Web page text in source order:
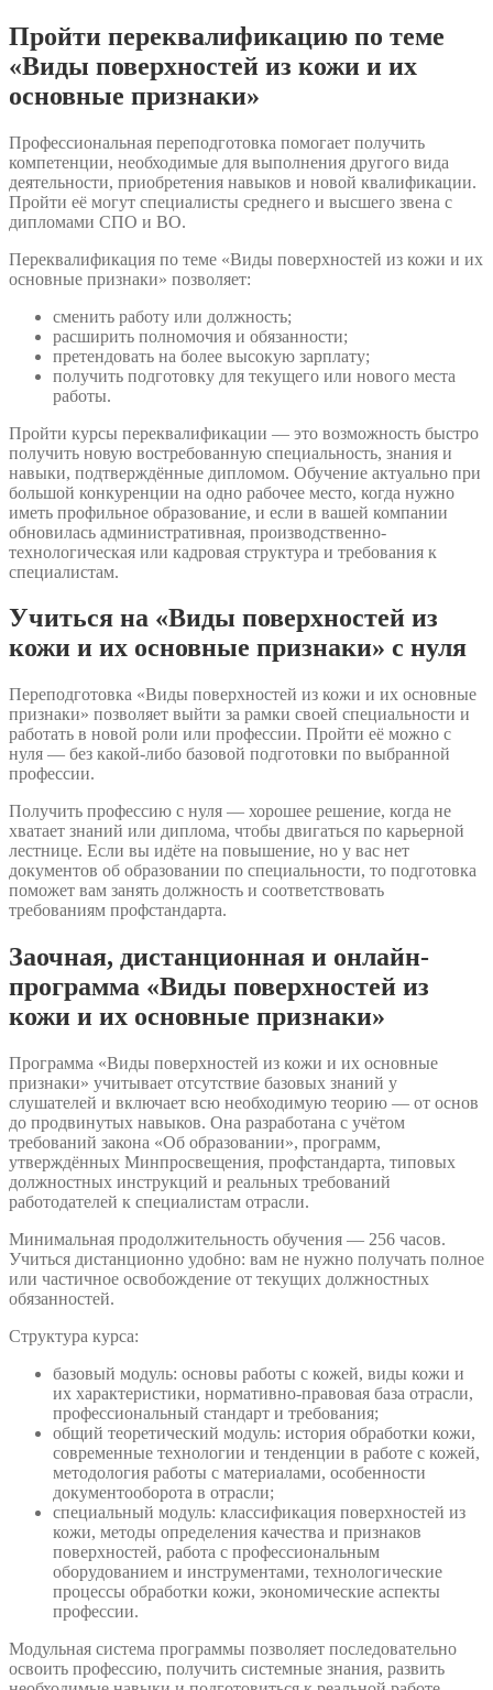
Пройти переквалификацию по теме
«Виды поверхностей из кожи и их
основные признаки»
Профессиональная переподготовка помогает получить
компетенции, необходимые для выполнения другого вида
деятельности, приобретения навыков и новой квалификации.
Пройти её могут специалисты среднего и высшего звена с
дипломами СПО и ВО.
Переквалификация по теме «Виды поверхностей из кожи и их
основные признаки» позволяет:
сменить работу или должность;
расширить полномочия и обязанности;
претендовать на более высокую зарплату;
получить подготовку для текущего или нового места
работы.
Пройти курсы переквалификации — это возможность быстро
получить новую востребованную специальность, знания и
навыки, подтверждённые дипломом. Обучение актуально при
большой конкуренции на одно рабочее место, когда нужно
иметь профильное образование, и если в вашей компании
обновилась административная, производственно-
технологическая или кадровая структура и требования к
специалистам.
Учиться на «Виды поверхностей из
кожи и их основные признаки» с нуля
Переподготовка «Виды поверхностей из кожи и их основные
признаки» позволяет выйти за рамки своей специальности и
работать в новой роли или профессии. Пройти её можно с
нуля — без какой-либо базовой подготовки по выбранной
профессии.
Получить профессию с нуля — хорошее решение, когда не
хватает знаний или диплома, чтобы двигаться по карьерной
лестнице. Если вы идёте на повышение, но у вас нет
документов об образовании по специальности, то подготовка
поможет вам занять должность и соответствовать
требованиям профстандарта.
Заочная, дистанционная и онлайн-
программа «Виды поверхностей из
кожи и их основные признаки»
Программа «Виды поверхностей из кожи и их основные
признаки» учитывает отсутствие базовых знаний у
слушателей и включает всю необходимую теорию — от основ
до продвинутых навыков. Она разработана с учётом
требований закона «Об образовании», программ,
утверждённых Минпросвещения, профстандарта, типовых
должностных инструкций и реальных требований
работодателей к специалистам отрасли.
Минимальная продолжительность обучения — 256 часов.
Учиться дистанционно удобно: вам не нужно получать полное
или частичное освобождение от текущих должностных
обязанностей.
Структура курса:
базовый модуль: основы работы с кожей, виды кожи и
их характеристики, нормативно-правовая база отрасли,
профессиональный стандарт и требования;
общий теоретический модуль: история обработки кожи,
современные технологии и тенденции в работе с кожей,
методология работы с материалами, особенности
документооборота в отрасли;
специальный модуль: классификация поверхностей из
кожи, методы определения качества и признаков
поверхностей, работа с профессиональным
оборудованием и инструментами, технологические
процессы обработки кожи, экономические аспекты
профессии.
Модульная система программы позволяет последовательно
освоить профессию, получить системные знания, развить